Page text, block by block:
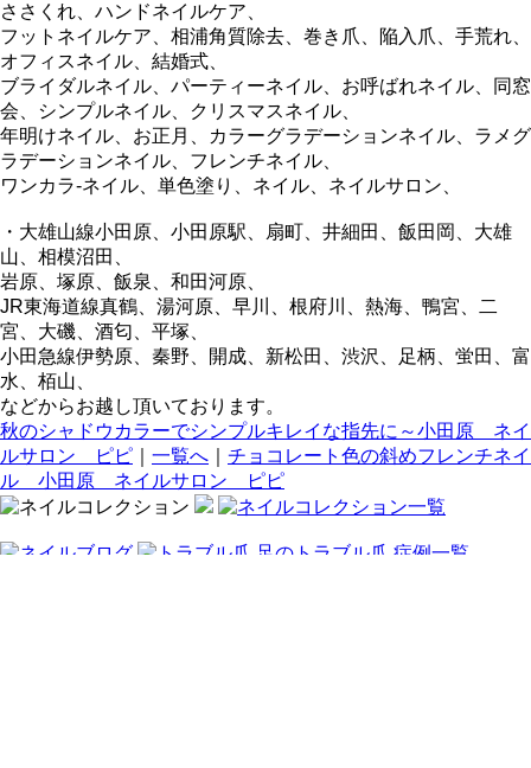
ささくれ、ハンドネイルケア、
フットネイルケア、相浦角質除去、巻き爪、陥入爪、手荒れ、
オフィスネイル、結婚式、
ブライダルネイル、パーティーネイル、お呼ばれネイル、同窓
会、シンプルネイル、クリスマスネイル、
年明けネイル、お正月、カラーグラデーションネイル、ラメグ
ラデーションネイル、フレンチネイル、
ワンカラ‐ネイル、単色塗り、ネイル、ネイルサロン、
・大雄山線小田原、小田原駅、扇町、井細田、飯田岡、大雄
山、相模沼田、
岩原、塚原、飯泉、和田河原、
JR東海道線真鶴、湯河原、早川、根府川、熱海、鴨宮、二
宮、大磯、酒匂、平塚、
小田急線伊勢原、秦野、開成、新松田、渋沢、足柄、蛍田、富
水、栢山、
などからお越し頂いております。
秋のシャドウカラーでシンプルキレイな指先に～小田原 ネイ
ルサロン ピピ
一覧へ
チョコレート色の斜めフレンチネイ
ル 小田原 ネイルサロン ピピ